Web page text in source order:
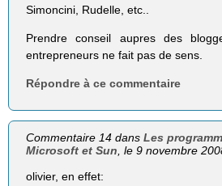
Simoncini, Rudelle, etc..
Prendre conseil aupres des
entrepreneurs ne fait pas de sens.
Répondre à ce commentaire
Commentaire 14 dansLes
Microsoft et Sun , le 9 novembre
olivier, en effet: